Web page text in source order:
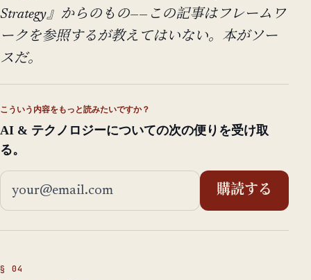
Strategy』からのもの——この記事はフレームワ
ークを参照するが教えてはいない。本がソー
スだ。
こういう内容をもっと読みたいですか？
AI & テクノロジーについての次の便りを受け取
る。
メールアドレス
購読する